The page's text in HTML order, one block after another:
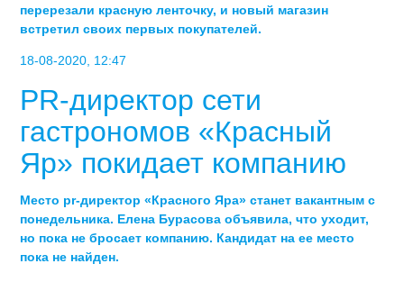
перерезали красную ленточку, и новый магазин
встретил своих первых покупателей.
18-08-2020, 12:47
PR-директор сети
гастрономов «Красный
Яр» покидает компанию
Место pr-директор «Красного Яра» станет вакантным с
понедельника. Елена Бурасова объявила, что уходит,
но пока не бросает компанию. Кандидат на ее место
пока не найден.